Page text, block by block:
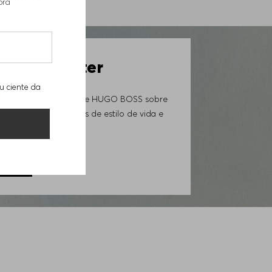
ciente da
Newsletter
da Loja Online HUGO BOSS sobre
exclusivos, trends de estilo de vida e